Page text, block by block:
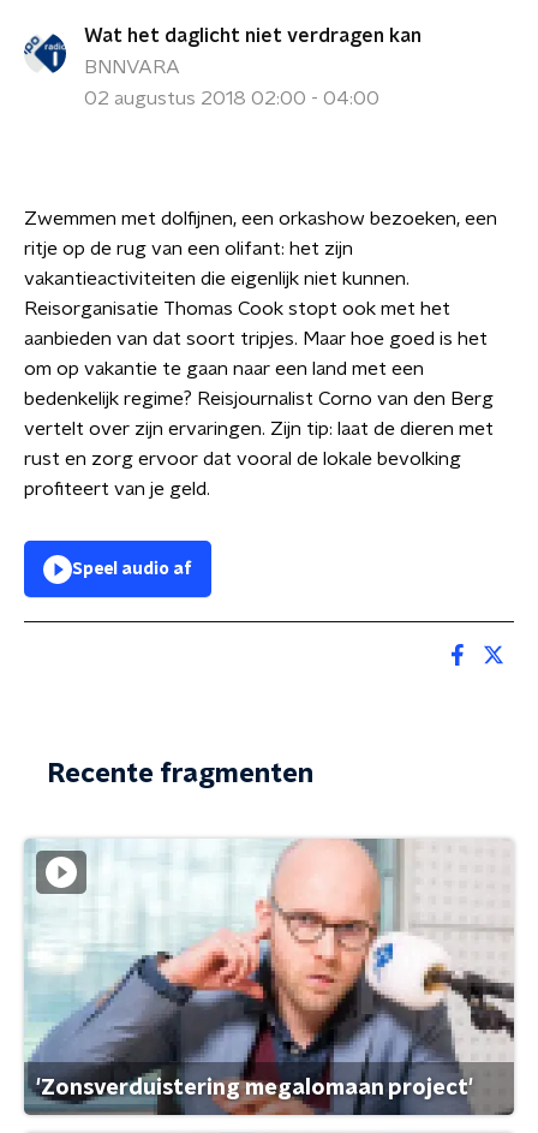
Wat het daglicht niet verdragen kan
BNNVARA
02 augustus 2018 02:00 - 04:00
Zwemmen met dolfijnen, een orkashow bezoeken, een
ritje op de rug van een olifant: het zijn
vakantieactiviteiten die eigenlijk niet kunnen.
Reisorganisatie Thomas Cook stopt ook met het
aanbieden van dat soort tripjes. Maar hoe goed is het
om op vakantie te gaan naar een land met een
bedenkelijk regime? Reisjournalist Corno van den Berg
vertelt over zijn ervaringen. Zijn tip: laat de dieren met
rust en zorg ervoor dat vooral de lokale bevolking
profiteert van je geld.
Speel audio af
Recente fragmenten
'Zonsverduistering megalomaan project'